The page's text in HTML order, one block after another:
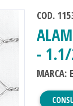
Next
COD.
-
MARCA: